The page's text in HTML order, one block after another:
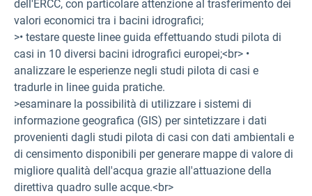
dell'ERCC, con particolare attenzione al trasferimento dei
valori economici tra i bacini idrografici;
>• testare queste linee guida effettuando studi pilota di
casi in 10 diversi bacini idrografici europei;<br> •
analizzare le esperienze negli studi pilota di casi e
tradurle in linee guida pratiche.
>esaminare la possibilità di utilizzare i sistemi di
informazione geografica (GIS) per sintetizzare i dati
provenienti dagli studi pilota di casi con dati ambientali e
di censimento disponibili per generare mappe di valore di
migliore qualità dell'acqua grazie all'attuazione della
direttiva quadro sulle acque.<br>